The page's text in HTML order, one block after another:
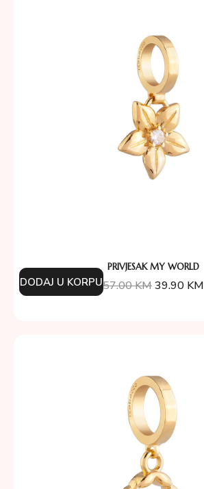
PRIVJESAK MY WORLD
57.00KM39.90 KM
DODAJ U KORPU